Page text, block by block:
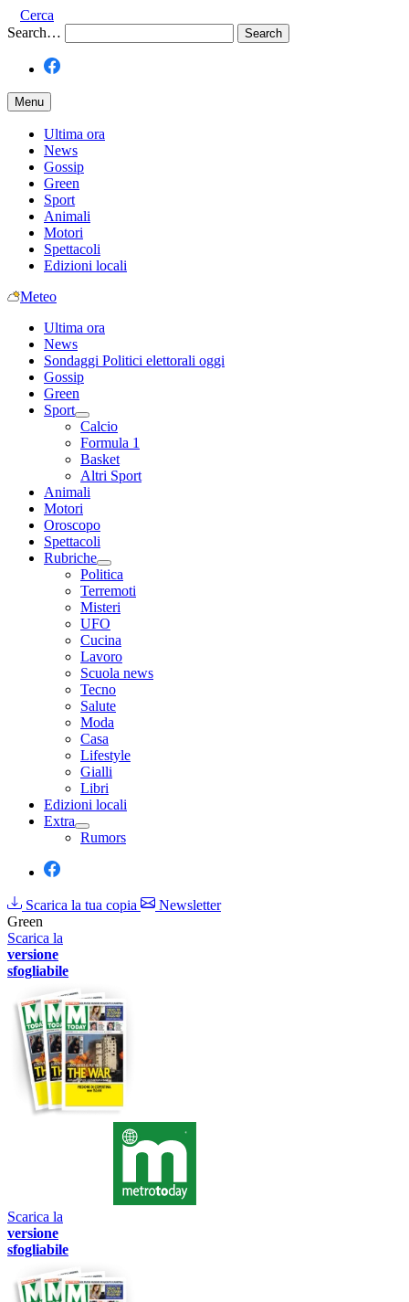
Cerca
Search…
Menu
Ultima ora
News
Gossip
Green
Sport
Animali
Motori
Spettacoli
Edizioni locali
Meteo
Ultima ora
News
Sondaggi Politici elettorali oggi
Gossip
Green
Sport
Calcio
Formula 1
Basket
Altri Sport
Animali
Motori
Oroscopo
Spettacoli
Rubriche
Politica
Terremoti
Misteri
UFO
Cucina
Lavoro
Scuola news
Tecno
Salute
Moda
Casa
Lifestyle
Gialli
Libri
Edizioni locali
Extra
Rumors
Scarica la tua copia
Newsletter
Green
Scarica la
versione
sfogliabile
Scarica la
versione
sfogliabile